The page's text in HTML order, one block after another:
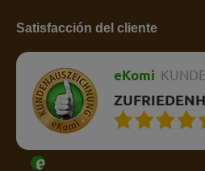
Satisfacción del cliente
eKomi